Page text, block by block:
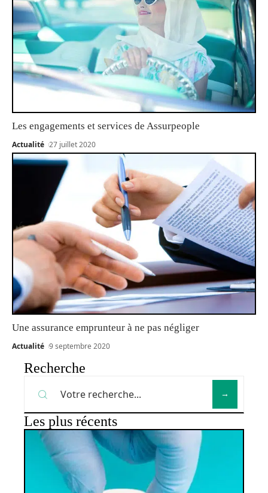
Les engagements et services de Assurpeople
Actualité 27 juillet 2020
Une assurance emprunteur à ne pas négliger
Actualité 9 septembre 2020
Recherche
Les plus récents